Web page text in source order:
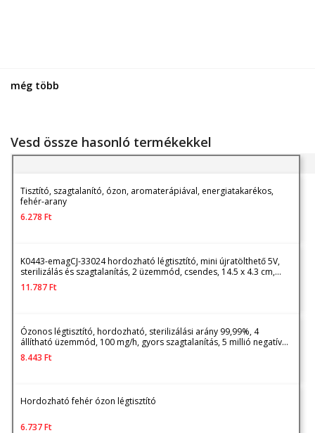
még több
Vesd össze hasonló termékekkel
Tisztító, szagtalanító, ózon, aromaterápiával, energiatakarékos,
fehér-arany
6.278 Ft
K0443-emagCJ-33024 hordozható légtisztító, mini újratölthető 5V,
sterilizálás és szagtalanítás, 2 üzemmód, csendes, 14.5 x 4.3 cm,
fehér/arany
11.787Ft
Ózonos légtisztító, hordozható, sterilizálási arány 99,99%, 4
állítható üzemmód, 100 mg/h, gyors szagtalanítás, 5 millió negatív
ion, 20-40 ㎡, 33 dB, LCD, 5 W, 220 V, Orber, ABS, fehér
8.443 Ft
Hordozható fehér ózon légtisztító
6.737Ft